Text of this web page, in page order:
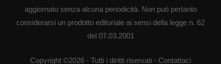
aggiornato senza alcuna periodicità. Non può pertanto
considerarsi un prodotto editoriale ai sensi della legge n. 62
del 07.03.2001
Copyright ©2026 - Tutti i diritti riservati - Contattaci